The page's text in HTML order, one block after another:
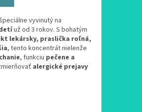
vyvinutý na
už od 3 rokov. S bohatým
lekársky, praslička roľná,
, tento koncentrát nielenže
, funkciu pečene a
alergické prejavy